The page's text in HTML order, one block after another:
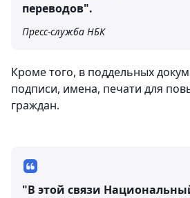
переводов".
Пресс-служба НБК
Кроме того, в поддельных
подписи, имена, печати для
граждан.
"В этой связи